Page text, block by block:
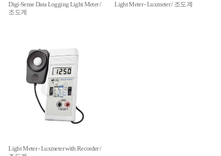
Digi-Sense Data Logging Light Meter /
조도계
Light Meter - Luxmeter / 조도계
Light Meter - Luxmeter with Recorder /